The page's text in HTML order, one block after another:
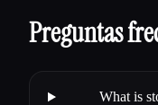
Preguntas
What is